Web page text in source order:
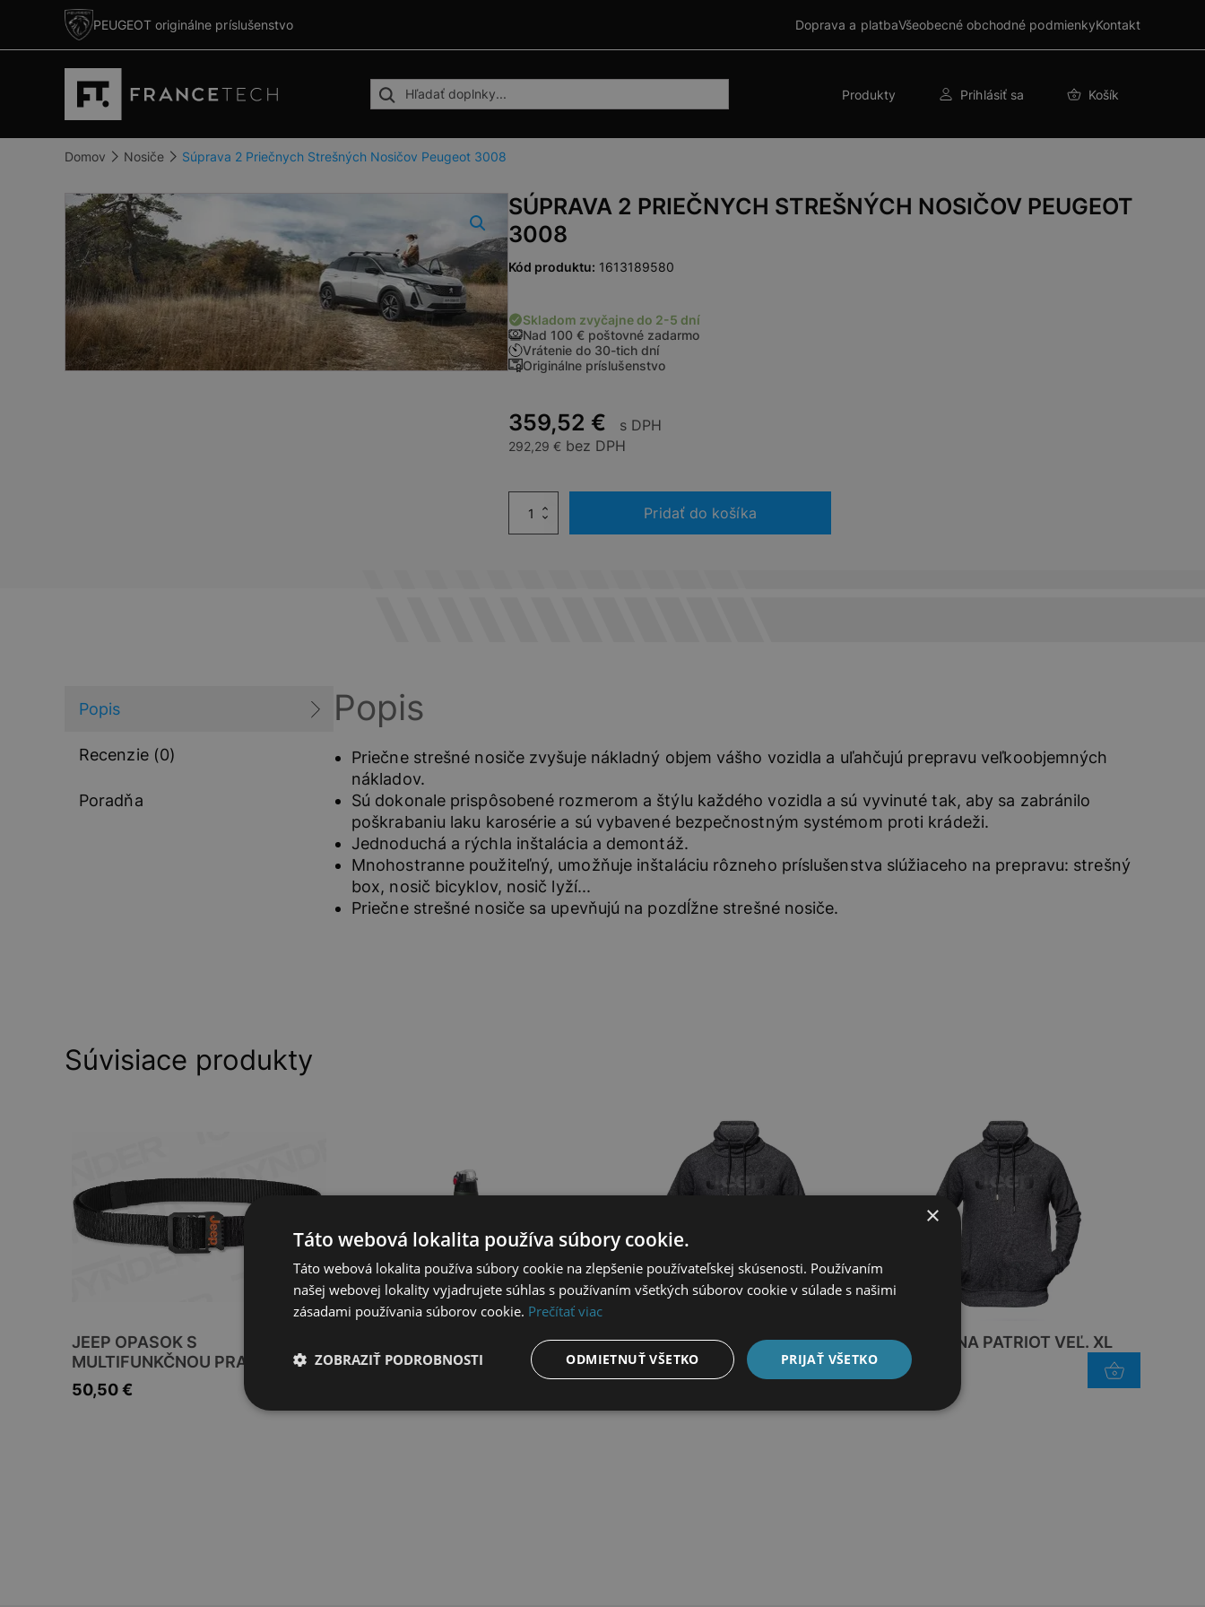
PEUGEOT originálne príslušenstvo Doprava a platbaVšeobecné obchodné podmienkyKontakt
Produkty Prihlásiť sa Košík
Domov Nosiče Súprava 2 Priečnych Strešných Nosičov Peugeot 3008
SÚPRAVA 2 PRIEČNYCH STREŠNÝCH NOSIČOV PEUGEOT
3008
Kód produktu: 1613189580
Skladom zvyčajne do 2-5 dní
Nad 100 € poštovné zadarmo
Vrátenie do 30-tich dní
Originálne príslušenstvo
359,52 € s DPH
292,29 € bez DPH
množstvo
Súprava
Pridať do košíka
Popis
Recenzie (0)
Poradňa
Popis
Priečne strešné nosiče zvyšuje nákladný objem vášho vozidla a uľahčujú prepravu veľkoobjemných
nákladov.
Sú dokonale prispôsobené rozmerom a štýlu každého vozidla a sú vyvinuté tak, aby sa zabránilo
poškrabaniu laku karosérie a sú vybavené bezpečnostným systémom proti krádeži.
Jednoduchá a rýchla inštalácia a demontáž.
Mnohostranne použiteľný, umožňuje inštaláciu rôzneho príslušenstva slúžiaceho na prepravu: strešný
box, nosič bicyklov, nosič lyží...
Priečne strešné nosiče sa upevňujú na pozdĺžne strešné nosiče.
Súvisiace produkty
JEEP OPASOK S
MULTIFUNKČNOU PRACKOU
50,50€
JEEP FLAŠA KHAKI 450ML
58,95 €
JEEP MIKINA PATRIOT VEĽ. XXL
129,95€
JEEP MIKINA PATRIOT VEĽ. XL
129,95
×
Táto webová lokalita používa súbory cookie.
Táto webová lokalita používa súbory cookie na zlepšenie používateľskej skúsenosti. Používaním
našej webovej lokality vyjadrujete súhlas s používaním všetkých súborov cookie v súlade s našimi
zásadami používania súborov cookie. Prečítať viac
PRIJAŤ VŠETKO
ODMIETNUŤ VŠETKO
ZOBRAZIŤ PODROBNOSTI